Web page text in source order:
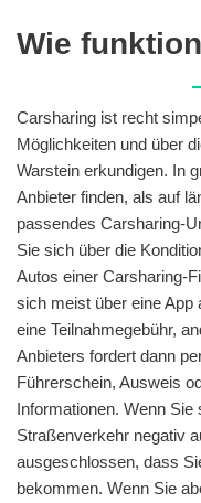
Wie
Carsharing ist recht
Möglichkeiten und über
Warstein erkundigen. In
Anbieter finden, als auf
passendes Carsharing-
Sie sich über die
Autos einer Carsharing-
sich meist über eine App
eine Teilnahmegebühr,
Anbieters fordert dann
Führerschein, Ausweis
Informationen. Wenn Sie
Straßenverkehr negativ
ausgeschlossen, dass
bekommen. Wenn Sie